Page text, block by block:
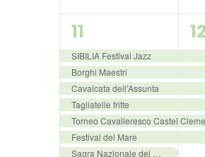
7
events,
11
SIBILIA Festival Jazz
Borghi Maestri
Cavalcata dell’Assunta
Tagliatelle fritte
Torneo Cavalleresco Castel
Festival del Mare
6
12